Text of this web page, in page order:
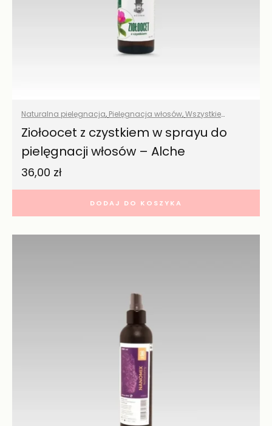
Naturalna pielęgnacja, Pielęgnacja włosów,Wszystkie
produkty
Ziołoocet z czystkiem w sprayu do
pielęgnacji włosów – Alche
36,00 zł
DODAJ DO KOSZYKA